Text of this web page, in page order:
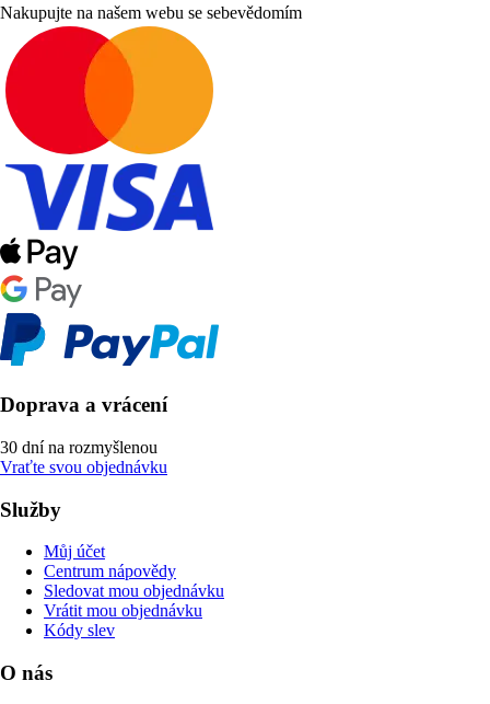
Nakupujte na našem webu se sebevědomím
Doprava a vrácení
30 dní na rozmyšlenou
Vraťte svou objednávku
Služby
Můj účet
Centrum nápovědy
Sledovat mou objednávku
Vrátit mou objednávku
Kódy slev
O nás